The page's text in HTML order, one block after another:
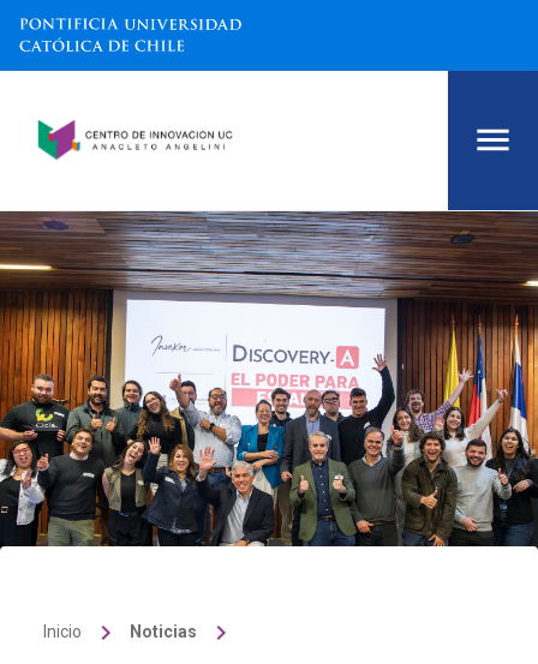
Inicio keyboard_arrow_right Noticias keyboard_arrow_right